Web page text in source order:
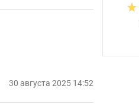
30 августа 2025 14:52